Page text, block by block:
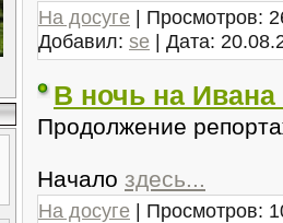
На досуге | Просмотров:
Добавил: se | Дата:
В ночь на Ивана
Продолжение
Начало здесь...
На досуге | Просмотров: